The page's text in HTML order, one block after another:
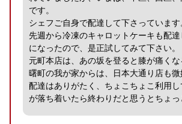
です。
シェフご自身で配達して下さっています
先週から冷凍のキャロットケーキも配達
になったので、是正試してみて下さい。
元町本店は、あの坂を登ると膝が痛くな
曙町の我が家からは、日本大通り店も微
配達はありがたく、ちょこちょこ利用
が落ち着いたら終わりだと思うとちょっ